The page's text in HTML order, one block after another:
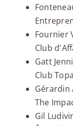
Fournier
Club
Gatt
Club
Gérardin
The
Gil